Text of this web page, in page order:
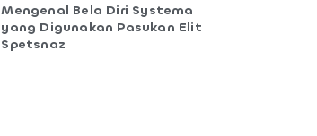
Mengenal Bela Diri Systema
yang Digunakan Pasukan Elit
Spetsnaz